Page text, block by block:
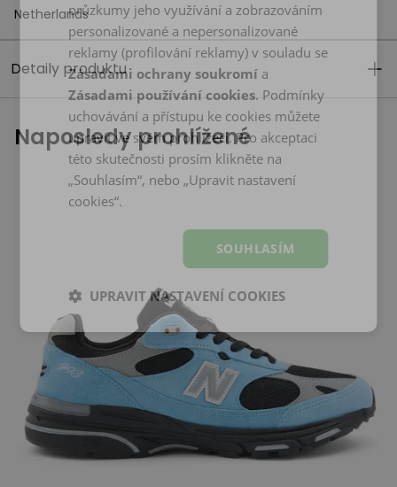
Netherlands
Detaily produktu
Naposledy prohlížené
průzkumy jeho využívání a zobrazováním
personalizované a nepersonalizované
reklamy (profilování reklamy) v souladu se
Zásadami ochrany soukromí a
Zásadami používání cookies. Podmínky
uchovávání a přístupu ke cookies můžete
upravit ve svém prohlížeči. Pro akceptaci
této skutečnosti prosím klikněte na
„Souhlasím“, nebo „Upravit nastavení
cookies“.
SOUHLASÍM
UPRAVIT NASTAVENÍ COOKIES